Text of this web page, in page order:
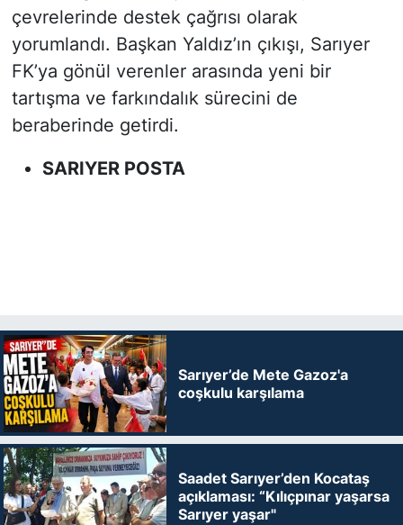
çevrelerinde destek çağrısı olarak
yorumlandı. Başkan Yaldız’ın çıkışı, Sarıyer
FK’ya gönül verenler arasında yeni bir
tartışma ve farkındalık sürecini de
beraberinde getirdi.
SARIYER POSTA
Sarıyer’de Mete Gazoz'a
coşkulu karşılama
Saadet Sarıyer’den Kocataş
açıklaması: “Kılıçpınar yaşarsa
Sarıyer yaşar"